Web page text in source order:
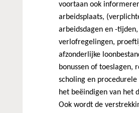
voortaan ook
arbeidsplaats,
arbeidsdagen en -tijden,
verlofregelingen,
afzonderlijke
bonussen of toeslagen,
scholing en procedurele
het beëindigen van het
Ook wordt de